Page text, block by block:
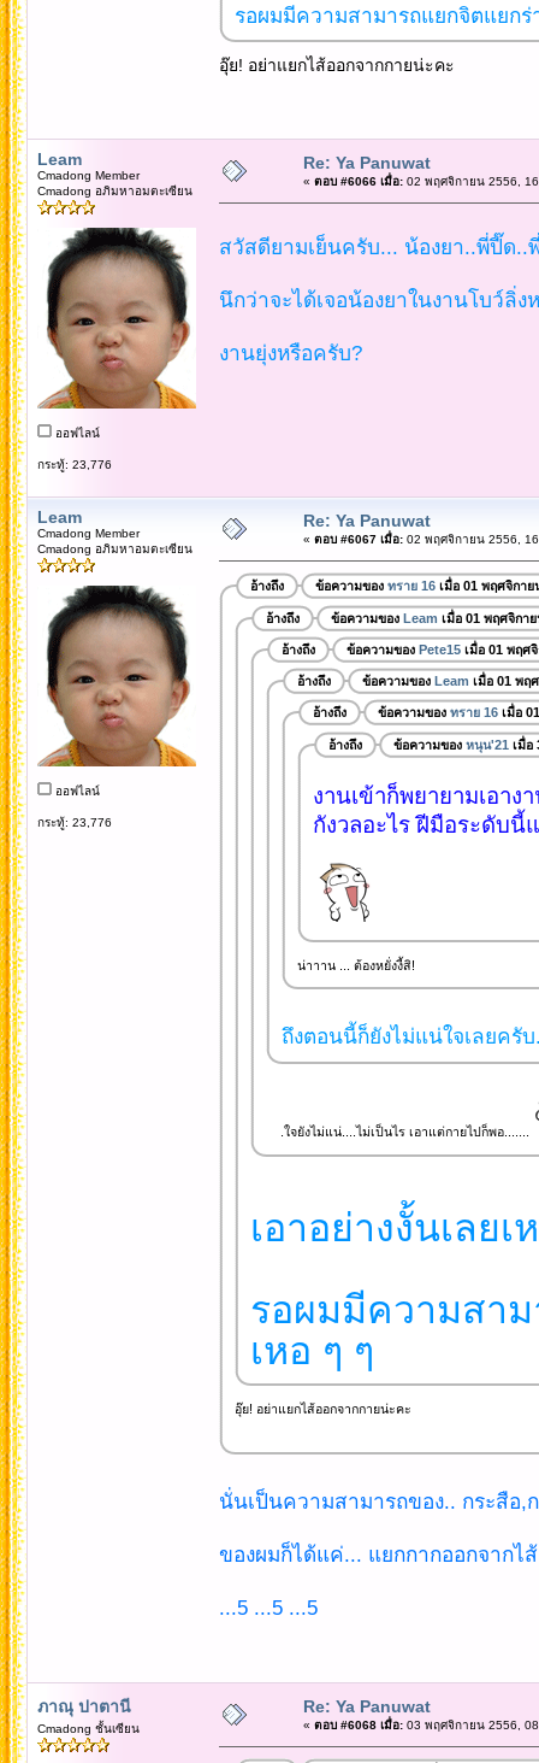
รอผมมีความสามารถแยกจิตแยกร่
อุ๊ย! อย่าแยกไส้ออกจากกายน่ะคะ
Leam
Cmadong Member
Cmadong อภิมหาอมตะเซียน
ออฟไลน์
กระทู้: 23,776
Re: Ya Panuwat
« ตอบ #6066 เมื่อ:02 พฤศจิกายน 2556,
สวัสดียามเย็นครับ... น้องยา..พี่ปี๊ด
นึกว่าจะได้เจอน้องยาในงานโบว์ลิ่
งานยุ่งหรือครับ?
Leam
Cmadong Member
Cmadong อภิมหาอมตะเซียน
ออฟไลน์
กระทู้: 23,776
Re: Ya Panuwat
« ตอบ #6067 เมื่อ:02 พฤศจิกายน 2556,
อ้างถึง ข้อความของ ทราย 16เมื่อ 01 พฤศจิกาย
อ้างถึง ข้อความของ Leam เมื่อ 01 พฤศจิกา
อ้างถึง ข้อความของ Pete15เมื่อ 01 พฤศ
อ้างถึง ข้อความของ Leam เมื่อ 01 พฤ
อ้างถึง ข้อความของ ทราย 16เมื่อ
อ้างถึง ข้อความของ หนุน'21 เมื่อ
งานเข้าก็พยายามเอาง
กังวลอะไร ฝีมือระดับนี้
น่าาาน ... ต้องหยั่งงี้สิ!
ถึงตอนนี้ก็ยังไม่แน่ใจเลยครับ
.ใจยังไม่แน่....ไม่เป็นไร เอาแต่กายไปก็พอ.......
เอาอย่างงั้นเลย
รอผมมีความสา
เหอ ๆ ๆ
อุ๊ย! อย่าแยกไส้ออกจากกายน่ะคะ
นั่นเป็นความสามารถของ.. กระสือ,
ของผมก็ได้แค่... แยกกากออกจากไ
...5 ...5 ...5
ภาณุ ปาตานี
Cmadong ชั้นเซียน
Re: Ya Panuwat
« ตอบ #6068 เมื่อ:03 พฤศจิกายน 2556,